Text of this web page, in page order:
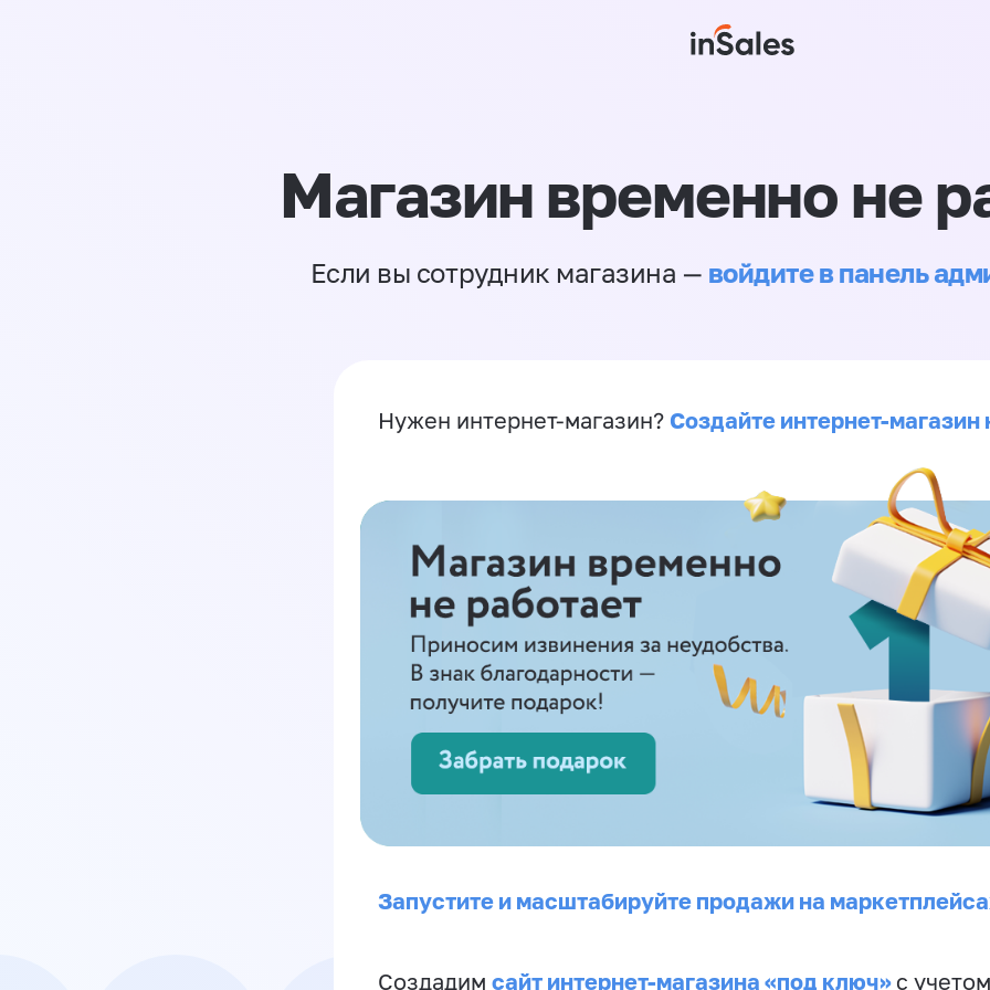
Магазин временно не
Если вы сотрудник магазина — войдите в панель
Нужен интернет-магазин? Создайте интернет-магазин
Запустите и масштабируйте продажи на
Создадим сайт интернет-магазина «под ключ» с учетом